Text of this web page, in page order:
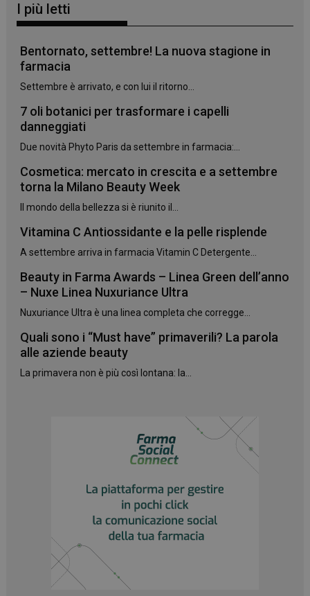
I più letti
Bentornato, settembre! La nuova stagione in
farmacia
Settembre è arrivato, e con lui il ritorno...
7 oli botanici per trasformare i capelli
danneggiati
Due novità Phyto Paris da settembre in farmacia:...
Cosmetica: mercato in crescita e a settembre
torna la Milano Beauty Week
Il mondo della bellezza si è riunito il...
Vitamina C Antiossidante e la pelle risplende
A settembre arriva in farmacia Vitamin C Detergente...
Beauty in Farma Awards – Linea Green dell’anno
– Nuxe Linea Nuxuriance Ultra
Nuxuriance Ultra è una linea completa che corregge...
Quali sono i “Must have” primaverili? La parola
alle aziende beauty
La primavera non è più così lontana: la...
CookieScriptConsent
CookieScript
www.panoramacosmetico.it
settimane